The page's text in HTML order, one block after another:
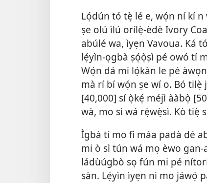
Lọ́dún tó tẹ̀ lé e, wọ́n ní kí
ṣe olú ìlú orílẹ̀-èdè Ivory
abúlé wa, ìyẹn Vavoua. Ká
lẹ́yìn-ọgbà ṣọ́ọ̀ṣì pé owó tí
Wọ́n dá mi lọ́kàn le pé
mà rí bí wọ́n ṣe wí o. Bó
[40,000] sí ọ̀kẹ́ méjì ààbọ̀
wà, mo sì wá rẹ̀wẹ̀sì. Kò tiẹ̀
Ìgbà tí mo fi máa padà dé
mi ò sì tún wá mọ èwo
ládùúgbò sọ fún mi pé
sàn. Lẹ́yìn ìyẹn ni mo jáwọ́